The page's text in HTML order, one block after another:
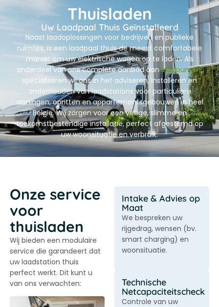
Thuisladen
Uw Laadpaal Thuis Geïnstalleerd
Naast laadoplossingen voor bedrijven en publieke
ruimtes, is een laadpaal thuisde meest comfortabele
manier om uw elektrische wagen op te laden. Als
onderdeel van ons complete aanbod aanlaadpunten,
specialiseren wij ons in het adviseren, installeren en
onderhouden van laadstations voor particuliere
woningen, opritten en appartementsgebouwen in heel
België. Wij zorgen voor een veilige, slimme en
toekomstbestendige installatie, perfect afgestemd op
uw woonsituatie en verbruik.
Onze service
voor
thuisladen
Wij bieden een modulaire
service die garandeert dat
uw laadstation thuis
perfect werkt. Dit kunt u
van ons verwachten:
Intake & Advies op
Maat
We bespreken uw
rijgedrag, wensen (bv.
smart charging) en
woonsituatie.
Technische
Netcapaciteitscheck
Controle van uw